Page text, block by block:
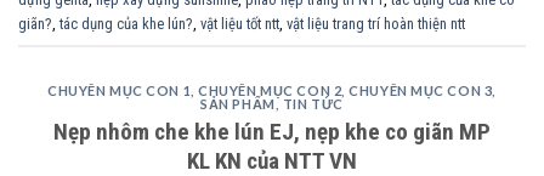
giãn? ,tác dụng của khe lún? vật liệu tốt ntt vật liệu trang trí hoàn thiện ntt
CHUYÊN MỤC CON 1 ,CHUYÊN MỤC CON 2 ,CHUYÊN MỤC CON 3
SẢN PHẨM
TIN TỨC
Nẹp nhôm che khe lún EJ, nẹp khe co giãn MP
KL KN của NTT VN